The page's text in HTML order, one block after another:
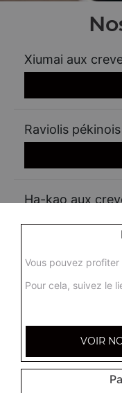
Xiumai aux
Raviolis
Ha-kao aux
Brioche farcie
Brioche
Vous pouvez
Pour cela, suivez le
VOIR